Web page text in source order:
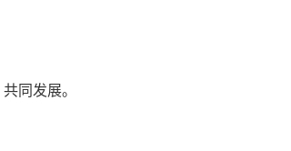
同发展。